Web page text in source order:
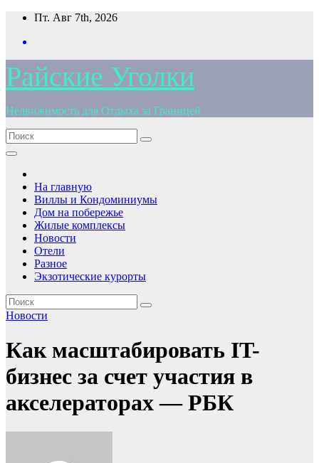
Перейти
содержимому
Пт. Авг 7th, 2026
Райские Уголки
Недвижимость для Отдыха за Границей
На главную
Виллы и Кондоминиумы
Дом на побережье
Жилые комплексы
Новости
Отели
Разное
Экзотические курорты
Новости
Как масштабировать IT-
бизнес за счет участия в
акселераторах — РБК